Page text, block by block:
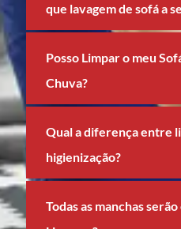
que lavagem de sofá a
Posso Limpar o meu
Chuva?
Qual a diferença entre
higienização?
Todas as manchas